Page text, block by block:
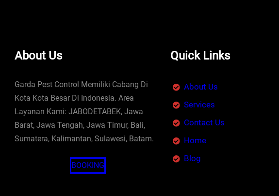
About Us
Garda Pest Control Memiliki Cabang Di
Kota Kota Besar Di Indonesia. Area
Layanan Kami: JABODETABEK, Jawa
Barat, Jawa Tengah, Jawa Timur, Bali,
Sumatera, Kalimantan, Sulawesi, Batam.
BOOKING
Quick Links
About Us
Services
Contact Us
Home
Blog